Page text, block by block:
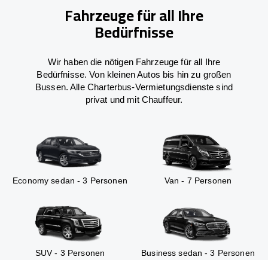
Fahrzeuge für all Ihre
Bedürfnisse
Wir haben die nötigen Fahrzeuge für all Ihre
Bedürfnisse. Von kleinen Autos bis hin zu großen
Bussen. Alle Charterbus-Vermietungsdienste sind
privat und mit Chauffeur.
Economy sedan - 3 Personen Van - 7 Personen
SUV - 3 Personen Business sedan - 3 Personen